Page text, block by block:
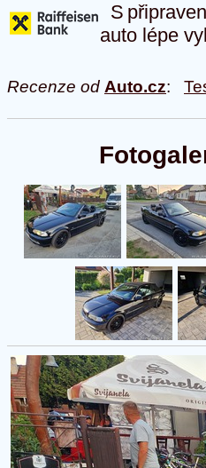
S
auto lépe
Recenze od Auto.cz: